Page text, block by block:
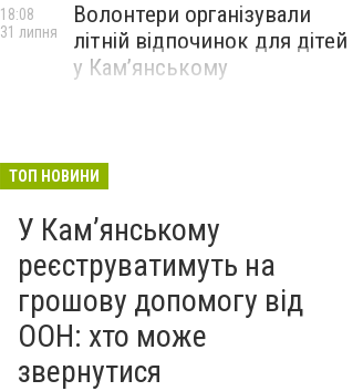
Волонтери організували
літній відпочинок для дітей
у Кам’янському
18:08
31 липня
ТОП НОВИНИ
У Кам’янському
реєструватимуть на
грошову допомогу від
ООН: хто може
звернутися